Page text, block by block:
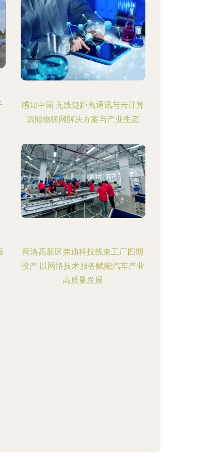
感知中国 无线短距离通讯与云计算
赋能物联网解决方案与产业生态
商洛高新区弗迪科技线束工厂四期
投产 以网络技术服务赋能汽车产业
高质量发展